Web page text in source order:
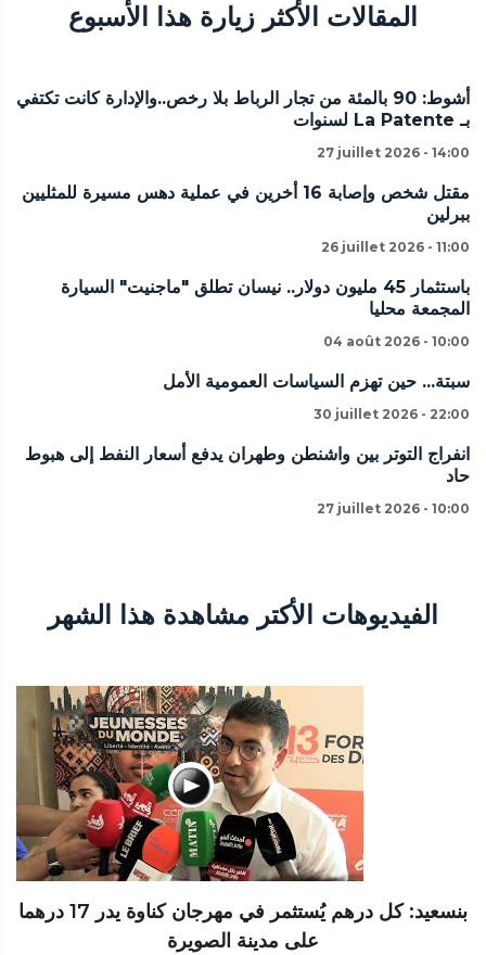
المقالات الأكثر زيارة هذا الأسبوع
أشوط: 90 بالمئة من تجار الرباط بلا رخص..والإدارة كانت تكتفي
بـ La Patente لسنوات
27 juillet 2026 - 14:00
مقتل شخص وإصابة 16 أخرين في عملية دهس مسيرة للمثليين
ببرلين
26 juillet 2026 - 11:00
باستثمار 45 مليون دولار.. نيسان تطلق "ماجنيت" السيارة
المجمعة محليا
04 août 2026 - 10:00
سبتة... حين تهزم السياسات العمومية الأمل
30 juillet 2026 - 22:00
انفراج التوتر بين واشنطن وطهران يدفع أسعار النفط إلى هبوط
حاد
27 juillet 2026 - 10:00
الفيديوهات الأكتر مشاهدة هذا الشهر
بنسعيد: كل درهم يُستثمر في مهرجان كناوة يدر 17 درهما
على مدينة الصويرة